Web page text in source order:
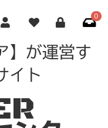
0
】が運営す
イト